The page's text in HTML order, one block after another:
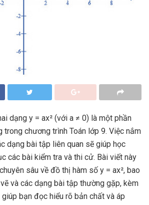
dạng y = ax² (với a ≠ 0) là một phần
trong chương trình Toán lớp 9. Việc nắm
dạng bài tập liên quan sẽ giúp học
các bài kiểm tra và thi cử. Bài viết này
sâu về đồ thị hàm số y = ax², bao
và các dạng bài tập thường gặp, kèm
bạn đọc hiểu rõ bản chất và áp